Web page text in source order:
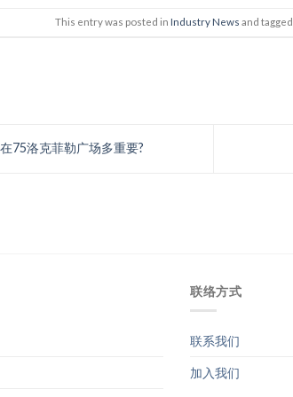
This entry was posted inIndustry News and tagged
75洛克菲勒广场多重要?
联络方式
联系我们
加入我们